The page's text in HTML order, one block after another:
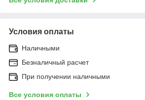
Условия оплаты
Наличными
Безналичный расчет
При получении наличными
Все условия оплаты